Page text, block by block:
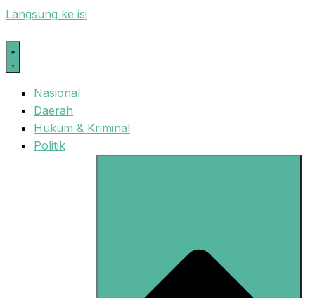
Langsung ke isi
Nasional
Daerah
Hukum & Kriminal
Politik